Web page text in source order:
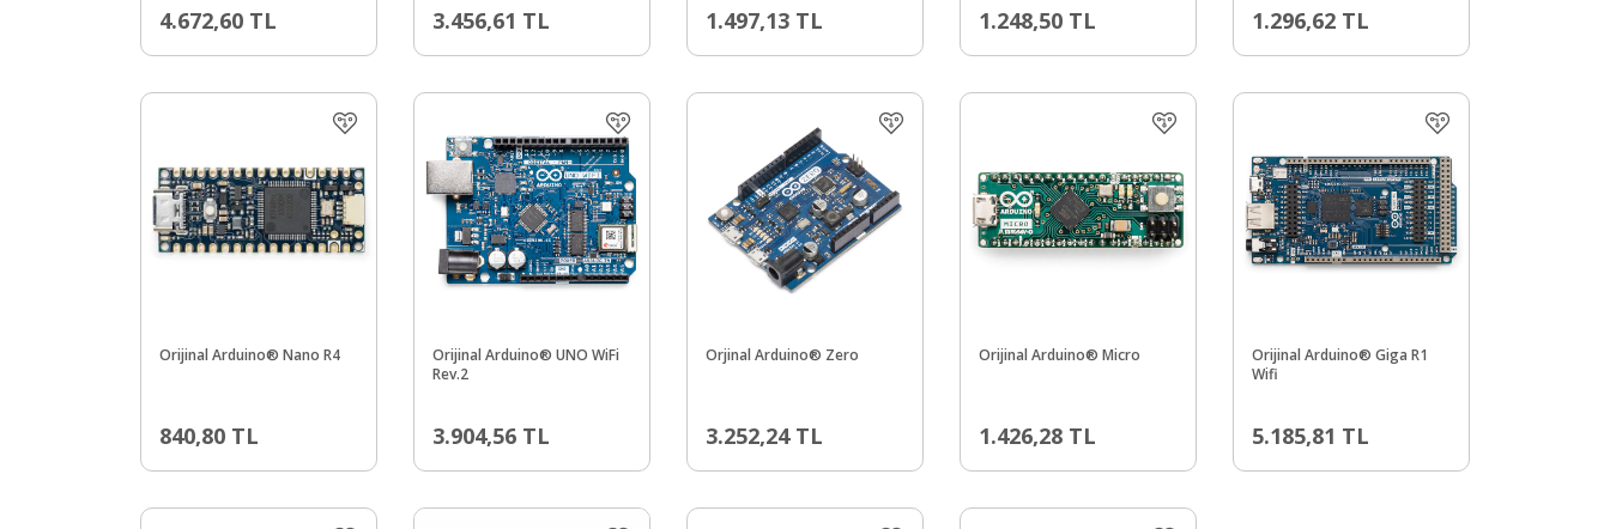
4.672,60 TL 3.456,61 TL 1.497,13 TL 1.248,50 TL 1.296,62 TL
Orijinal Arduino® Nano R4
840,80 TL
Orijinal Arduino® UNO WiFi
Rev.2
3.904,56 TL
Orjinal Arduino® Zero
3.252,24TL
Orijinal Arduino® Micro
1.426,28 TL
Orijinal Arduino® Giga R1
Wifi
5.185,81 TL